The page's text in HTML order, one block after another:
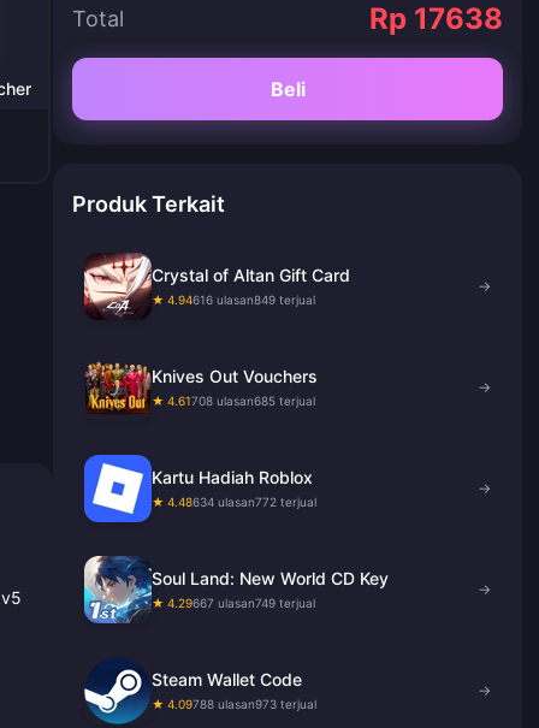
Total Rp 17638
Beli
Produk Terkait
Crystal of Altan Gift Card
★ 4.94616 ulasan849 terjual
→
Knives Out Vouchers
★ 4.61708 ulasan685 terjual
→
Kartu Hadiah Roblox
★ 4.48634 ulasan772 terjual
→
Soul Land: New World CD Key
★ 4.29667 ulasan749 terjual
→
Steam Wallet Code
★ 4.09788 ulasan973 terjual
→